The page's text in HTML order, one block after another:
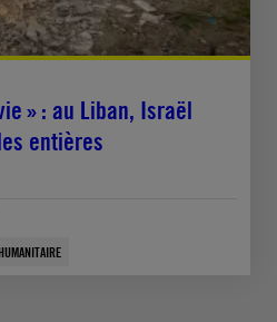
» : au Liban, Israël
entières